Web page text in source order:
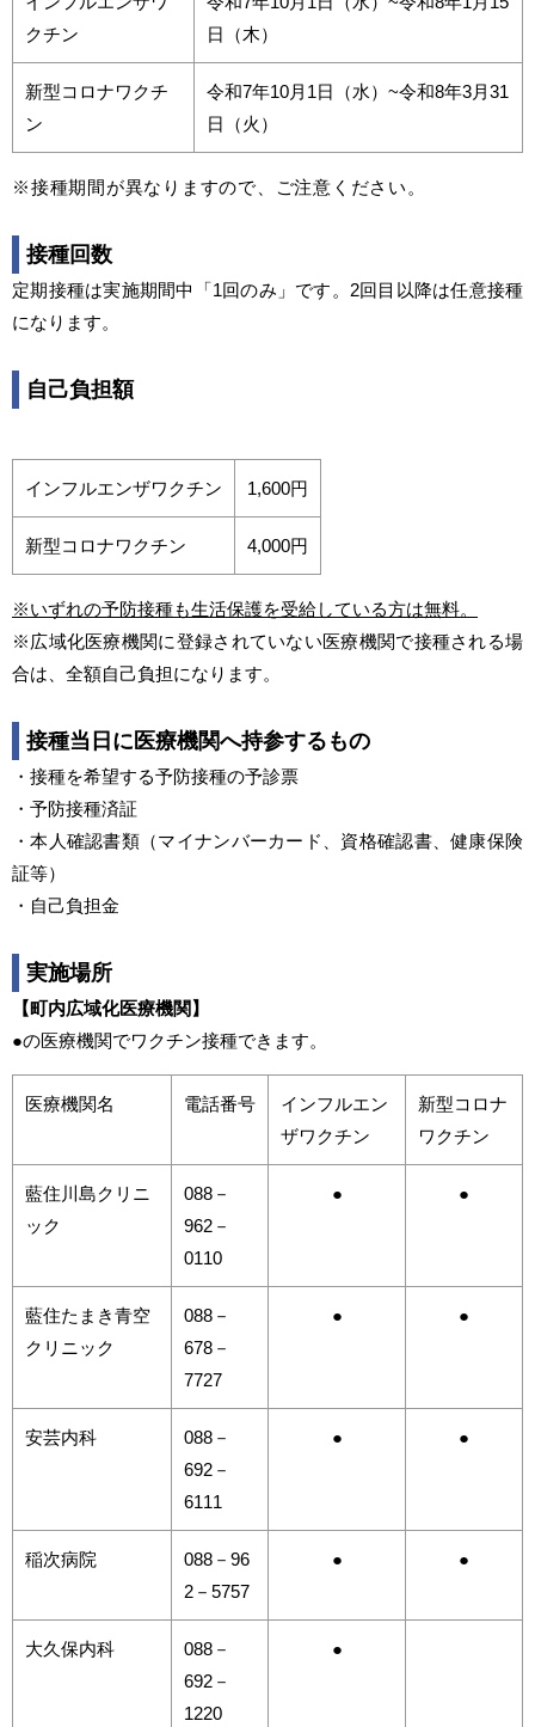
クチン
日（木）
新型コロナワクチ
ン
令和7年10月1日（水）~令和8年3月31
日（火）
※接種期間が異なりますので、ご注意ください。
接種回数
定期接種は実施期間中「1回のみ」です。2回目以降は任意接種
になります。
自己負担額
インフルエンザワクチン 1,600円
新型コロナワクチン 4,000円
※いずれの予防接種も生活保護を受給している方は無料。
※広域化医療機関に登録されていない医療機関で接種される場
合は、全額自己負担になります。
接種当日に医療機関へ持参するもの
・接種を希望する予防接種の予診票
・予防接種済証
・本人確認書類（マイナンバーカード、資格確認書、健康保険
証等）
・自己負担金
実施場所
【町内広域化医療機関】
●の医療機関でワクチン接種できます。
医療機関名 電話番号
インフルエン
ザワクチン
新型コロナ
ワクチン
藍住川島クリニ
ック
088－
962－
0110
● ●
藍住たまき青空
クリニック
088－
678－
7727
● ●
安芸内科
088－
692－
6111
● ●
稲次病院
088－96
2－5757
● ●
大久保内科
088－
692－
1220
●